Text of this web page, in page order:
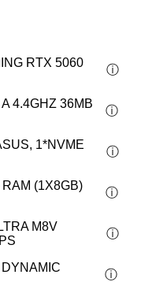
RTX 5060
4.4GHZ 36MB
1*NVME
(1X8GB)
M8V